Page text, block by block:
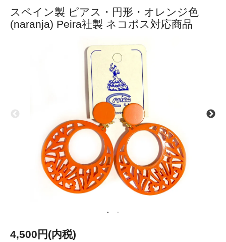
スペイン製 ピアス・円形・オレンジ色
(naranja) Peira社製 ネコポス対応商品
4,500円(内税)